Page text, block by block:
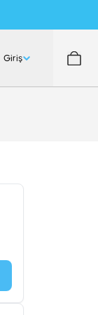
Giriş